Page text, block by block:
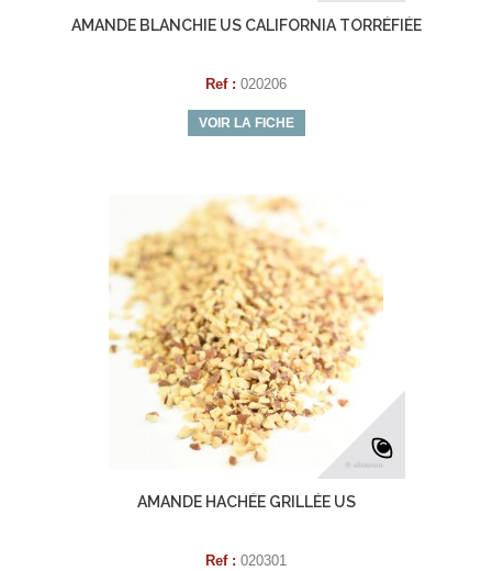
AMANDE BLANCHIE US CALIFORNIA TORRÉFIÉE
Ref : 020206
VOIR LA FICHE
AMANDE HACHÉE GRILLÉE US
Ref : 020301